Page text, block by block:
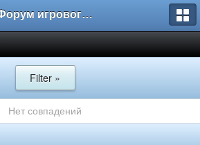
Форум игрового проекта Riverrise
Filter »
Нет совпадений